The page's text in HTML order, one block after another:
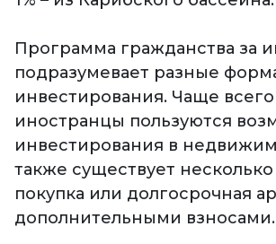
Программа гражданства за
подразумевает разные
инвестирования. Чаще всего
иностранцы пользуются
инвестирования в
также существует
покупка или долгосрочная
дополнительными взносами.